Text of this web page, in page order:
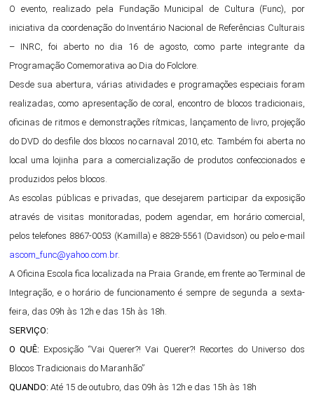
O evento, realizado pela Fundação Municipal de Cultura (Func), por
iniciativa da coordenação do Inventário Nacional de Referências Culturais
– INRC, foi aberto no dia 16 de agosto, como parte integrante da
Programação Comemorativa ao Dia do Folclore.
Desde sua abertura, várias atividades e programações especiais foram
realizadas, como apresentação de coral, encontro de blocos tradicionais,
oficinas de ritmos e demonstrações rítmicas, lançamento de livro, projeção
do DVD do desfile dos blocos no carnaval 2010, etc. Também foi aberta no
local uma lojinha para a comercialização de produtos confeccionados e
produzidos pelos blocos.
As escolas públicas e privadas, que desejarem participar da exposição
através de visitas monitoradas, podem agendar, em horário comercial,
pelos telefones 8867-0053 (Kamilla) e 8828-5561 (Davidson) ou pelo e-mail
ascom_func@yahoo.com.br.
A Oficina Escola fica localizada na Praia Grande, em frente ao Terminal de
Integração, e o horário de funcionamento é sempre de segunda a sexta-
feira, das 09h às 12h e das 15h às 18h.
SERVIÇO:
O QUÊ: Exposição “Vai Querer?! Vai Querer?! Recortes do Universo dos
Blocos Tradicionais do Maranhão”
QUANDO: Até 15 de outubro, das 09h às 12h e das 15h às 18h